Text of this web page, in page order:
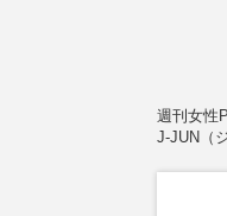
週刊女性
J-JUN（